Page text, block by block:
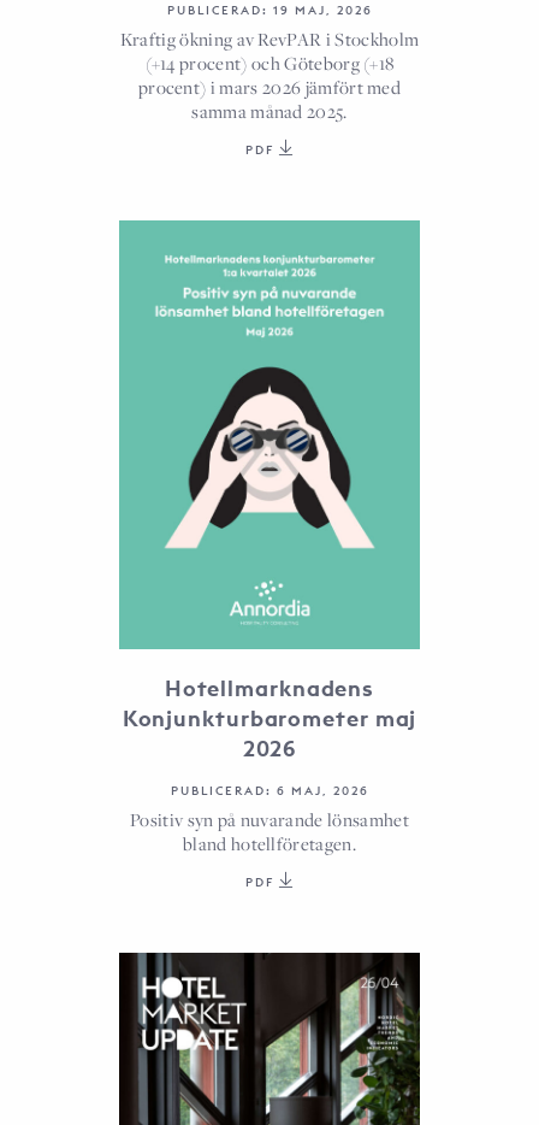
PUBLICERAD: 19 MAJ, 2026
Kraftig ökning av RevPAR i Stockholm
(+14 procent) och Göteborg (+18
procent) i mars 2026 jämfört med
samma månad 2025.
PDF
Hotellmarknadens
Konjunkturbarometer maj
2026
PUBLICERAD: 6 MAJ, 2026
Positiv syn på nuvarande lönsamhet
bland hotellföretagen.
PDF